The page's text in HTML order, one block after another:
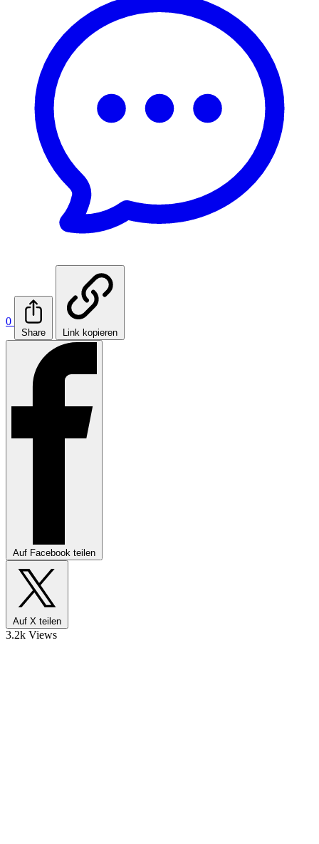
0
Share Link kopieren
Auf Facebook teilen
Auf X teilen
3.2k Views